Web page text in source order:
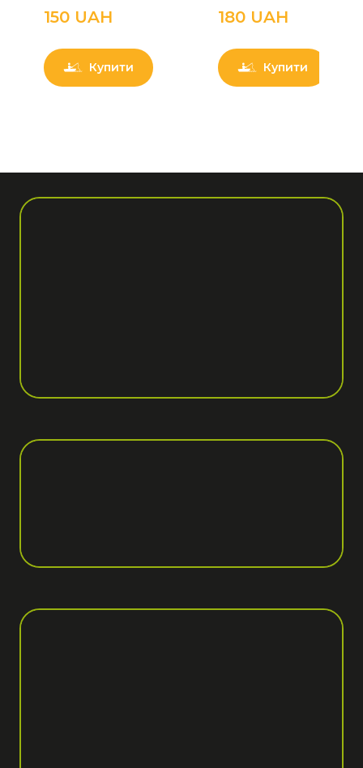
150 UAН
Купити
180 UAН
Купити